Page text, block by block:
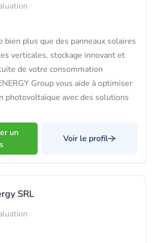
bien plus que des panneaux solaires
verticales, stockage innovant et
de votre consommation
Group vous aide à optimiser
photovoltaïque avec des solutions
un
Voir le profil
SRL